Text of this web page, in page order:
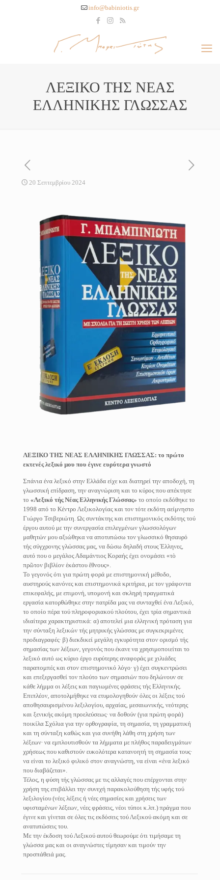
info@babiniotis.gr
ΛΕΞΙΚΟ ΤΗΣ ΝΕΑΣ
ΕΛΛΗΝΙΚΗΣ ΓΛΩΣΣΑΣ
20 Σεπτεμβρίου 2024
ΛΕΞΙΚΟ ΤΗΣ ΝΕΑΣ ΕΛΛΗΝΙΚΗΣ ΓΛΩΣΣΑΣ: το πρώτο
εκτενές λεξικό μου που έγινε ευρύτερα γνωστό
Σπάνια ένα λεξικό στην Ελλάδα είχε και διατηρεί την αποδοχή, τη
γλωσσική επίδραση, την αναγνώριση και το κύρος που απέκτησε
το «Λεξικό τής Νέας Ελληνικής Γλώσσας» το οποίο εκδόθηκε το
1998 από το Κέντρο Λεξικολογίας και τον τότε εκδότη αείμνηστο
Γιώργο Τσιβεριώτη. Ως συντάκτης και επιστημονικός εκδότης τού
έργου αυτού με την συνεργασία επιλεγμένων γλωσσολόγων
μαθητών μου αξιώθηκα να αποτυπώσω τον γλωσσικό θησαυρό
τής σύγχρονης γλώσσας μας, να δώσω δηλαδή στους Έλληνες,
αυτό που ο μεγάλος Αδαμάντιος Κοραής έχει ονομάσει «τὸ
πρῶτον βιβλίον ἑκάστου ἔθνους».
Το γεγονός ότι για πρώτη φορά με επιστημονική μέθοδο,
αυστηρούς κανόνες και επιστημονικά κριτήρια, με τον γράφοντα
επικεφαλής, με επιμονή, υπομονή και σκληρή πραγματικά
εργασία κατορθώθηκε στην πατρίδα μας να συνταχθεί ένα Λεξικό,
το οποίο πέρα τού πληροφοριακού πλούτου, έχει τρία σημαντικά
ιδιαίτερα χαρακτηριστικά: α) αποτελεί μια ελληνική πρόταση για
την σύνταξη λεξικών τής μητρικής γλώσσας με συγκεκριμένες
προδιαγραφές∙ β) διεκδικεί μεγάλη εγκυρότητα στον ορισμό τής
σημασίας των λέξεων, γεγονός που έκανε να χρησιμοποιείται το
λεξικό αυτό ως κύριο έργο ευρύτερης αναφοράς με χιλιάδες
παραπομπές και στον επιστημονικό λόγο∙ γ) έχει συγκεντρώσει
και επεξεργασθεί τον πλούτο των σημασιών που δηλώνουν σε
κάθε λήμμα οι λέξεις και παγιωμένες φράσεις τής Ελληνικής.
Επιπλέον, αποτολμήθηκε να ετυμολογηθούν όλες οι λέξεις τού
αποθησαυρισμένου λεξιλογίου, αρχαίας, μεσαιωνικής, νεότερης
και ξενικής ακόμη προελεύσεως∙ να δοθούν (για πρώτη φορά)
ποικίλα Σχόλια για την ορθογραφία, τη σημασία, τη γραμματική
και τη σύνταξη καθώς και για συνήθη λάθη στη χρήση των
λέξεων∙ να εμπλουτισθούν τα λήμματα με πλήθος παραδειγμάτων
χρήσεως που καθιστούν ευκολότερα κατανοητή τη σημασία τους∙
να είναι το λεξικό φιλικό στον αναγνώστη, να είναι «ένα λεξικό
που διαβάζεται».
Τέλος, η φύση τής γλώσσας με τις αλλαγές που επέρχονται στην
χρήση της επιβάλλει την συνεχή παρακολούθηση τής υφής τού
λεξιλογίου (νέες λέξεις ή νέες σημασίες και χρήσεις των
υφισταμένων λέξεων, νέες φράσεις, νέοι τύποι κ.λπ.) πράγμα που
έγινε και γίνεται σε όλες τις εκδόσεις τού Λεξικού ακόμη και σε
ανατυπώσεις του.
Με την έκδοση τού Λεξικού αυτού θεωρούμε ότι τιμήσαμε τη
γλώσσα μας και οι αναγνώστες τίμησαν και τιμούν την
προσπάθειά μας.